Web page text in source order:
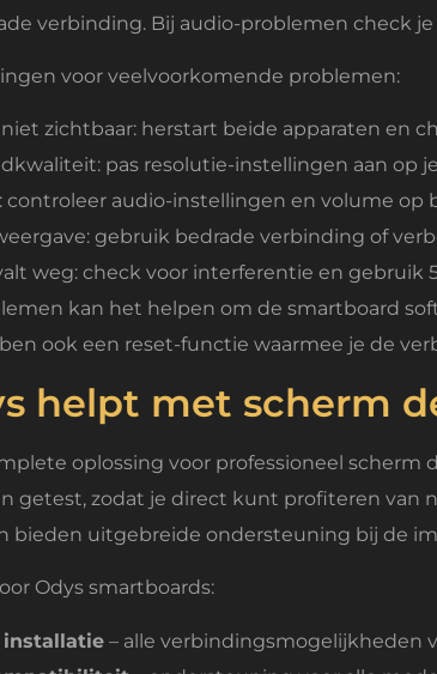
verbinding. Bij audio-problemen check
voor veelvoorkomende problemen:
zichtbaar: herstart beide apparaten en
pas resolutie-instellingen aan op
controleer audio-instellingen en volume op
gebruik bedrade verbinding of
weg: check voor interferentie en gebruik
kan het helpen om de smartboard
ook een reset-functie waarmee je de
helpt met scherm
oplossing voor professioneel
getest, zodat je direct kunt profiteren van
bieden uitgebreide ondersteuning bij de
Odys smartboards:
installatie – alle verbindingsmogelijkheden